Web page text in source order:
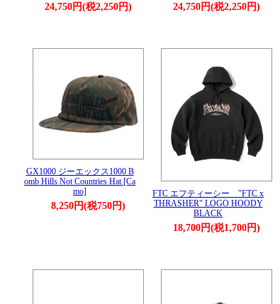
24,750円(税2,250円) 24,750円(税2,250円)
GX1000 ジーエックス1000 B
omb Hills Not Countries Hat [Ca
mo]
8,250円(税750円)
FTC エフティーシー "FTC x
THRASHER" LOGO HOODY
BLACK
18,700円(税1,700円)